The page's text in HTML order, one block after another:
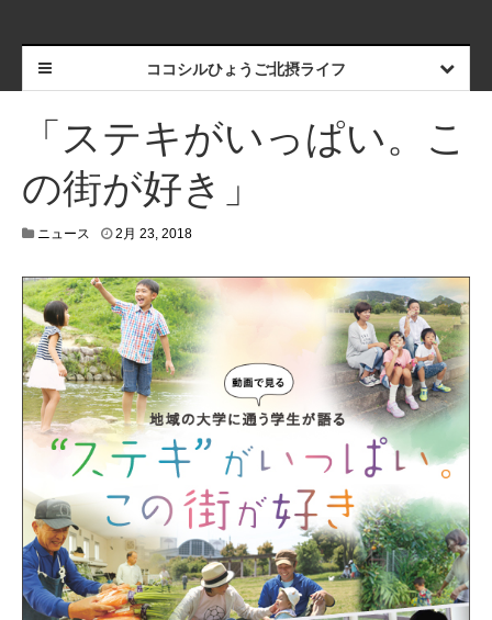
ココシルひょうご北摂ライフ
「ステキがいっぱい。こ
の街が好き」
ニュース 2月 23, 2018